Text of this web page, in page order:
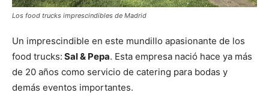
Los food trucks imprescindibles de Madrid
Un imprescindible en este mundillo apasionante de los
food trucks: Sal & Pepa. Esta empresa nació hace ya más
de 20 años como servicio de catering para bodas y
demás eventos importantes.